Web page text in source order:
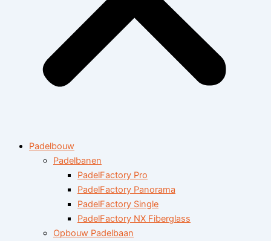
Padelbouw
Padelbanen
PadelFactory Pro
PadelFactory Panorama
PadelFactory Single
PadelFactory NX Fiberglass
Opbouw Padelbaan